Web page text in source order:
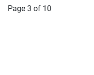
Page 3 of 10